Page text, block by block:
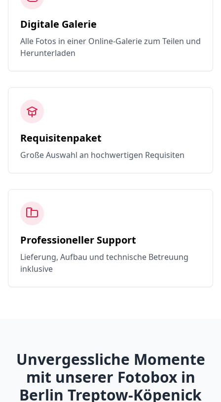
Digitale Galerie
Alle Fotos in einer Online-Galerie zum Teilen und
Herunterladen
Requisitenpaket
Große Auswahl an hochwertigen Requisiten
Professioneller Support
Lieferung, Aufbau und technische Betreuung
inklusive
Unvergessliche Momente
mit unserer Fotobox in
Berlin Treptow-Köpenick